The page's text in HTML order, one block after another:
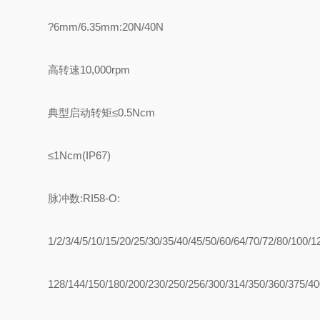
?6mm/6.35mm:20N/40N
高转速10,000rpm
典型启动转矩≤0.5Ncm
≤1Ncm(IP67)
脉冲数:RI58-O:
1/2/3/4/5/10/15/20/25/30/35/40/45/50/60/64/70/72/80/100/
128/144/150/180/200/230/250/256/300/314/350/360/375/